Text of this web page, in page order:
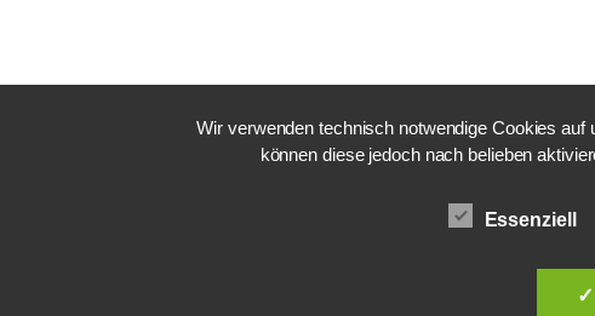
Wir verwenden technisch notwendige Cookies
können diese jedoch nach belieben
Essenziell
✓